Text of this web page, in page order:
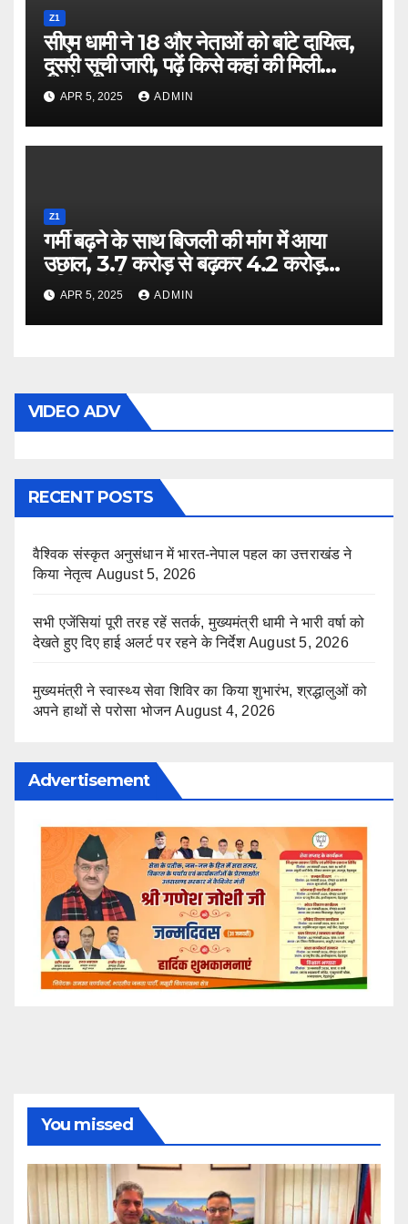
Z1
सीएम धामी ने 18 और नेताओं को बांटे दायित्व,
दूसरी सूची जारी, पढ़ें किसे कहां की मिली
जिम्मेदारी
APR 5, 2025 ADMIN
Z1
गर्मी बढ़ने के साथ बिजली की मांग में आया
उछाल, 3.7 करोड़ से बढ़कर 4.2 करोड़
यूनिट पहुंची
APR 5, 2025 ADMIN
VIDEO ADV
RECENT POSTS
वैश्विक संस्कृत अनुसंधान में भारत-नेपाल पहल का उत्तराखंड ने
किया नेतृत्व August 5, 2026
सभी एजेंसियां पूरी तरह रहें सतर्क, मुख्यमंत्री धामी ने भारी वर्षा को
देखते हुए दिए हाई अलर्ट पर रहने के निर्देश August 5, 2026
मुख्यमंत्री ने स्वास्थ्य सेवा शिविर का किया शुभारंभ, श्रद्धालुओं को
अपने हाथों से परोसा भोजन August 4, 2026
Advertisement
You missed